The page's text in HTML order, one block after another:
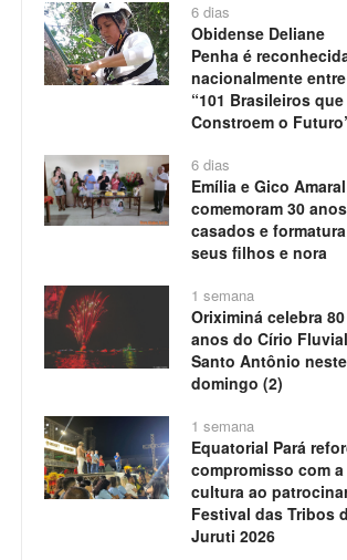
6 dias
Obidense Deliane
Penha é
nacionalmente
“101 Brasileiros que
Constroem o
6 dias
Emília e Gico Amaral
comemoram 30
casados e
seus filhos e nora
1 semana
Oriximiná celebra 80
anos do Círio
Santo Antônio neste
domingo (2)
1 semana
Equatorial Pará
compromisso com a
cultura ao
Festival das Tribos
Juruti 2026